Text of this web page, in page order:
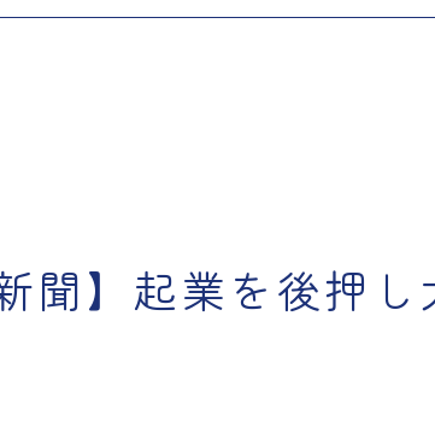
聞】起業を後押